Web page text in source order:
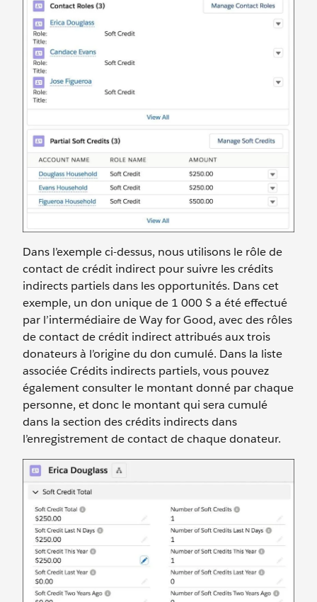
Dans l’exemple ci-dessus, nous utilisons le rôle de
contact de crédit indirect pour suivre les crédits
indirects partiels dans les opportunités. Dans cet
exemple, un don unique de 1 000 $ a été effectué
par l’intermédiaire de Way for Good, avec des rôles
de contact de crédit indirect attribués aux trois
donateurs à l’origine du don cumulé. Dans la liste
associée Crédits indirects partiels, vous pouvez
également consulter le montant donné par chaque
personne, et donc le montant qui sera cumulé
dans la section des crédits indirects dans
l’enregistrement de contact de chaque donateur.